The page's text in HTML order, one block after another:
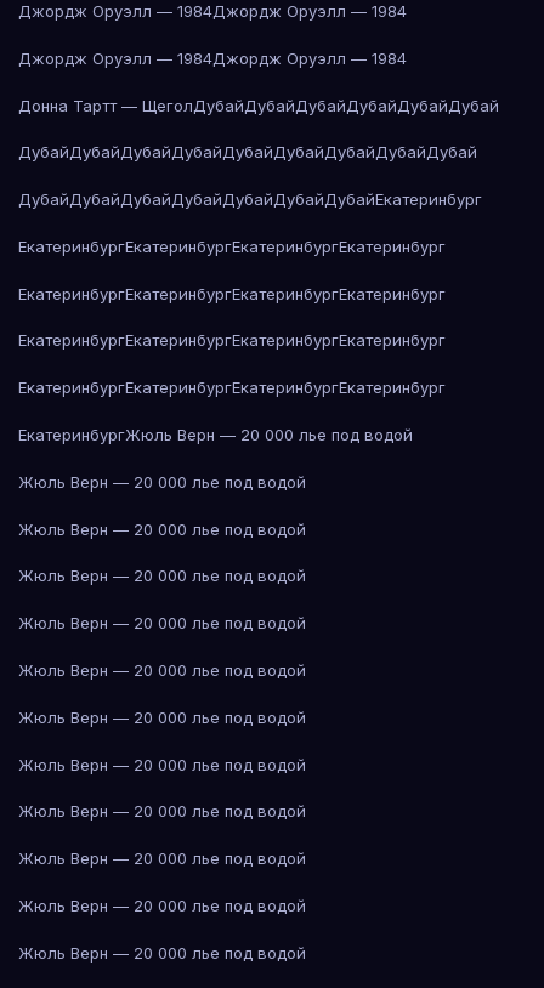
Джордж Оруэлл — 1984Джордж Оруэлл — 1984
Джордж Оруэлл — 1984Джордж Оруэлл — 1984
Донна Тартт — ЩеголДубайДубайДубайДубайДубайДубай
ДубайДубайДубайДубайДубайДубайДубайДубайДубай
ДубайДубайДубайДубайДубайДубайДубайЕкатеринбург
ЕкатеринбургЕкатеринбургЕкатеринбургЕкатеринбург
ЕкатеринбургЕкатеринбургЕкатеринбургЕкатеринбург
ЕкатеринбургЕкатеринбургЕкатеринбургЕкатеринбург
ЕкатеринбургЕкатеринбургЕкатеринбургЕкатеринбург
ЕкатеринбургЖюль Верн — 20 000 лье под водой
Жюль Верн — 20 000 лье под водой
Жюль Верн — 20 000 лье под водой
Жюль Верн — 20 000 лье под водой
Жюль Верн — 20 000 лье под водой
Жюль Верн — 20 000 лье под водой
Жюль Верн — 20 000 лье под водой
Жюль Верн — 20 000 лье под водой
Жюль Верн — 20 000 лье под водой
Жюль Верн — 20 000 лье под водой
Жюль Верн — 20 000 лье под водой
Жюль Верн — 20 000 лье под водой